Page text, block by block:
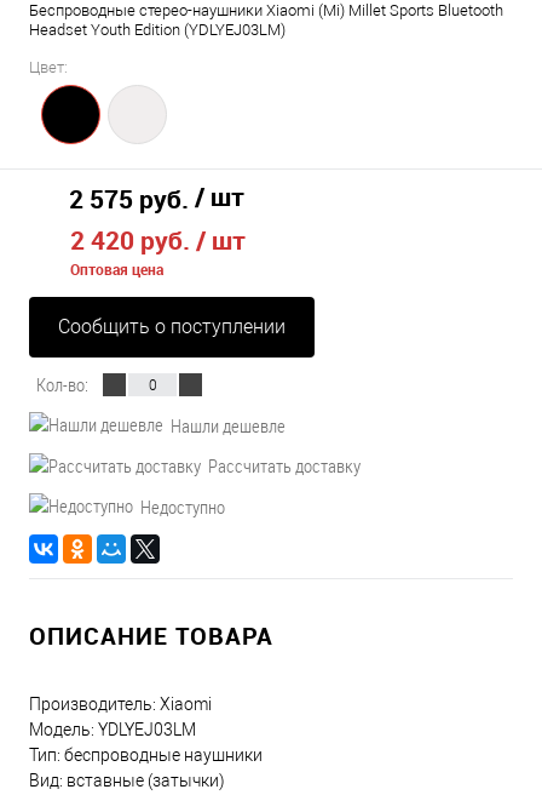
Беспроводные стерео-наушники Xiaomi (Mi) Millet Sports Bluetooth
Headset Youth Edition (YDLYEJ03LM)
Цвет:
2 575 руб. / шт
2 420 руб. / шт
Оптовая цена
Сообщить о поступлении
Кол-во:
Нашли дешевле
Рассчитать доставку
Недоступно
ОПИСАНИЕ ТОВАРА
Производитель: Xiaomi
Модель: YDLYEJ03LM
Тип: беспроводные наушники
Вид: вставные (затычки)